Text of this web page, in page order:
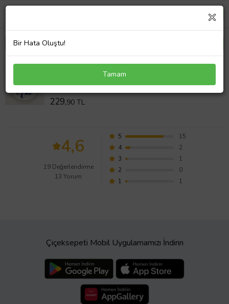
İsme Özel Kapı Süsü İsimli Kasnak,Makrome
Çember,Makrome İsimlik (Beyaz-Mavi)
Değerlendirmeleri
229,90 TL
4,6
19 Değerlendirme
13 Yorum
5
15
4
2
3
1
2
0
1
1
Çiçeksepeti Mobil Uygulamamızı İndirin
Bir Hata Oluştu!
Tamam